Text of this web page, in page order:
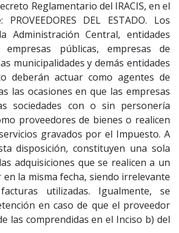
Reglamentario del IRACIS, en el
DEL ESTADO. Los
Administración Central, entidades
empresas públicas, empresas de
municipalidades y demás entidades
deberán actuar como agentes de
las ocasiones en que las empresas
sociedades con o sin personería
proveedores de bienes o realicen
gravados por el Impuesto. A
disposición, constituyen una sola
adquisiciones que se realicen a un
la misma fecha, siendo irrelevante
utilizadas. Igualmente, se
en caso de que el proveedor
las comprendidas en el Inciso b) del